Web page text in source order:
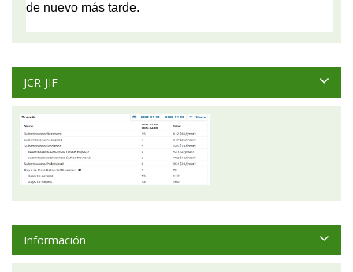
JCR-JIF
Información